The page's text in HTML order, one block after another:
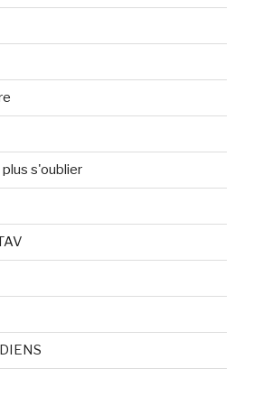
s'oublier